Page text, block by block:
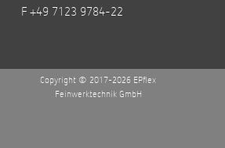
F +49 7123 9784-22
Copyright © 2017-2026 EPflex
Feinwerktechnik GmbH